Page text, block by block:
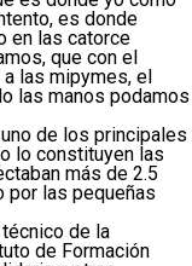
es donde
en las catorce
que con el
las mipymes, el
las manos podamos
de los principales
lo constituyen las
más de 2.5
por las pequeñas
de la
de Formación